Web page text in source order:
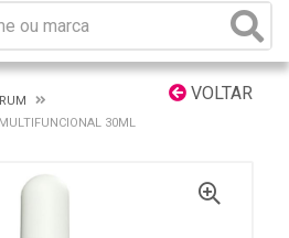
VOLTAR
30ML